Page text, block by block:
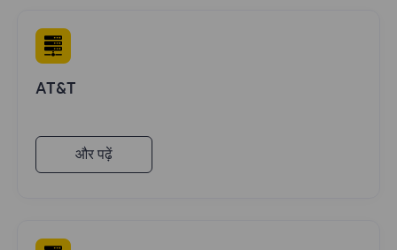
AT&T
और पढ़ें